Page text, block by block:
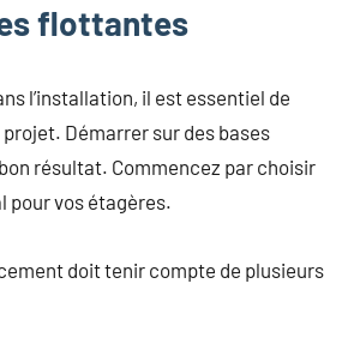
flottantes
l’installation, il est essentiel de
Démarrer sur des bases
résultat. Commencez par choisir
pour vos étagères.
doit tenir compte de plusieurs